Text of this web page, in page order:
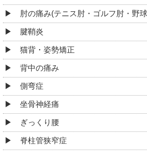
肘の痛み(テニス肘・ゴルフ肘・野
腱鞘炎
猫背・姿勢矯正
背中の痛み
側弯症
坐骨神経痛
ぎっくり腰
脊柱管狭窄症